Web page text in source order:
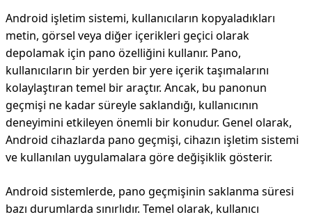
Android işletim sistemi, kullanıcıların kopyaladıkları
metin, görsel veya diğer içerikleri geçici olarak
depolamak için pano özelliğini kullanır. Pano,
kullanıcıların bir yerden bir yere içerik taşımalarını
kolaylaştıran temel bir araçtır. Ancak, bu panonun
geçmişi ne kadar süreyle saklandığı, kullanıcının
deneyimini etkileyen önemli bir konudur. Genel olarak,
Android cihazlarda pano geçmişi, cihazın işletim sistemi
ve kullanılan uygulamalara göre değişiklik gösterir.
Android sistemlerde, pano geçmişinin saklanma süresi
bazı durumlarda sınırlıdır. Temel olarak, kullanıcı